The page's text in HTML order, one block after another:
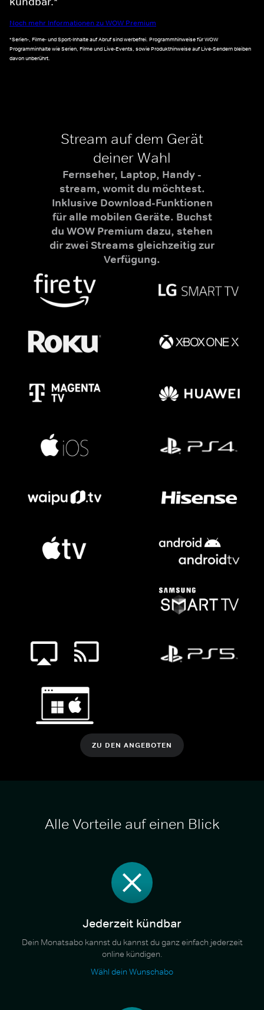
Noch mehr Informationen zu WOW Premium
*Serien-, Filme- und Sport-Inhalte auf Abruf sind werbefrei. Programmhinweise für WOW
Programminhalte wie Serien, Filme und Live-Events, sowie Produkthinweise auf Live-Sendern bleiben
davon unberührt.
Stream auf dem Gerät
deiner Wahl
Fernseher, Laptop, Handy -
stream, womit du möchtest.
Inklusive Download-Funktionen
für alle mobilen Geräte. Buchst
du WOW Premium dazu, stehen
dir zwei Streams gleichzeitig zur
Verfügung.
ZU DEN ANGEBOTEN
Alle Vorteile auf einen Blick
Jederzeit kündbar
Dein Monatsabo kannst du kannst du ganz einfach jederzeit
online kündigen.
Wähl dein Wunschabo